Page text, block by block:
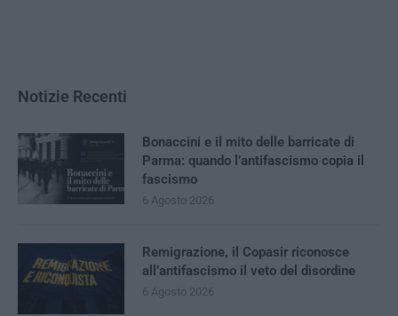
Notizie Recenti
Bonaccini e il mito delle barricate di
Parma: quando l’antifascismo copia il
fascismo
6 Agosto 2026
Remigrazione, il Copasir riconosce
all’antifascismo il veto del disordine
6 Agosto 2026